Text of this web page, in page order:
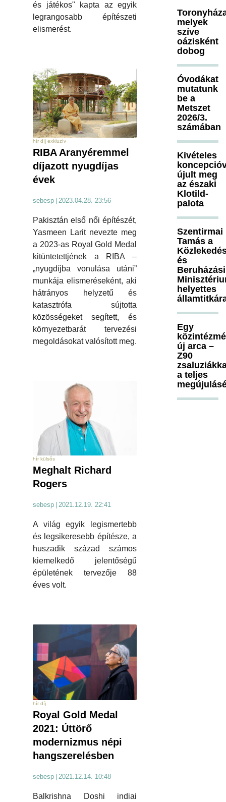
és játékos" kapta az egyik
legrangosabb építészeti
elismerést.
hír díj exkluzív
RIBA Aranyéremmel
díjazott nyugdíjas
évek
sebesp 2023.04.28. 23:56
Pakisztán első női építészét,
Yasmeen Larit nevezte meg
a 2023-as Royal Gold Medal
kitüntetettjének a RIBA –
„nyugdíjba vonulása utáni”
munkája elismeréseként, aki
hátrányos helyzetű és
katasztrófa sújtotta
közösségeket segített, és
környezetbarát tervezési
megoldásokat valósított meg.
hír külsős
Meghalt Richard
Rogers
sebesp | 2021.12.19. 22:41
A világ egyik legismertebb
és legsikeresebb építésze, a
huszadik század számos
kiemelkedő jelentőségű
épületének tervezője 88
éves volt.
hír díj
Royal Gold Medal
2021: Úttörő
modernizmus népi
hangszerelésben
sebesp 2021.12.14. 10:48
Balkrishna Doshi indiai
melyek
szíve
oázisként
dobog
Óvodákat
mutatunk
be a
Metszet
2026/3.
számában
Kivételes
újult meg
az északi
Klotild-
palota
Szentirmai
Tamás a
és
Beruházási
helyettes
Egy
új arca –
Z90
a teljes